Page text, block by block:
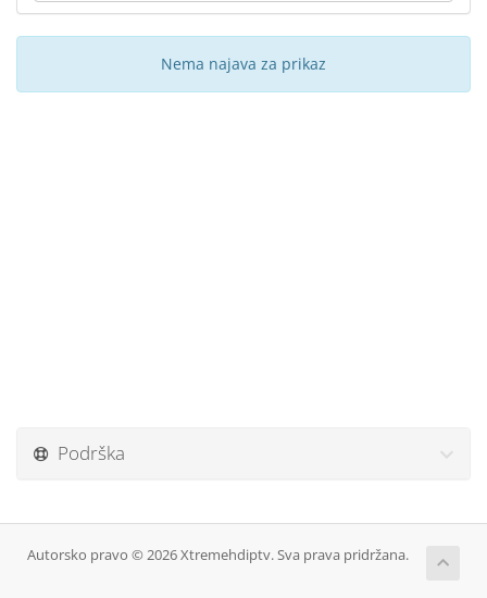
Nema najava za prikaz
Podrška
Autorsko pravo © 2026 Xtremehdiptv. Sva prava pridržana.